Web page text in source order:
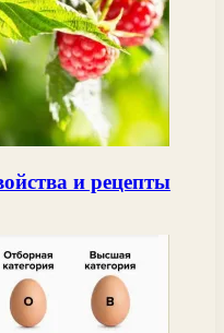
и рецепты